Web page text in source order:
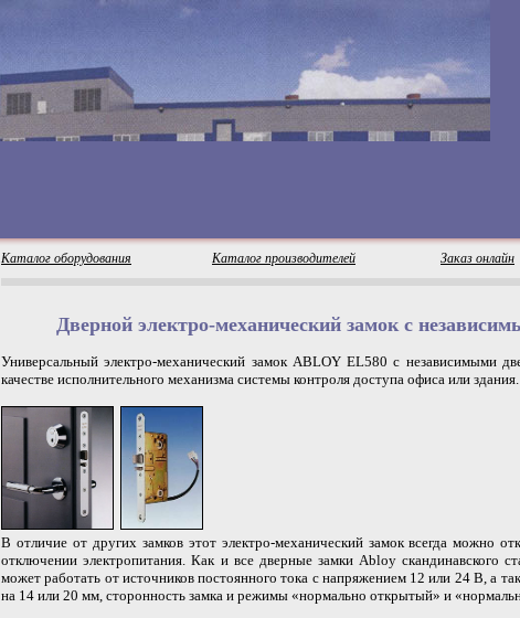
Каталог оборудования Каталог производителей Заказ онлайн
Дверной электро-механический замок с
Универсальный электро-механический замок ABLOY EL580 с независимыми
качестве исполнительного механизма системы контроля доступа офиса или здания.
В отличие от других замков этот электро-механический замок всегда можно
отключении электропитания. Как и все дверные замки Abloy скандинавского
может работать от источников постоянного тока с напряжением 12 или 24 В, а
на 14 или 20 мм, сторонность замка и режимы «нормально открытый» и